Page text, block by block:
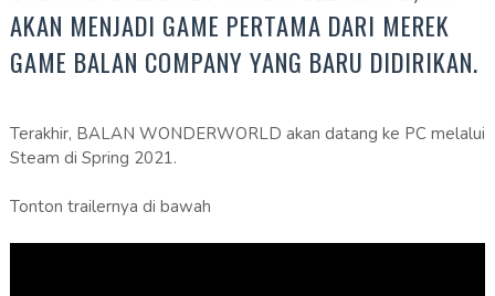
AKAN MENJADI GAME PERTAMA DARI MEREK
GAME BALAN COMPANY YANG BARU DIDIRIKAN.
Terakhir, BALAN WONDERWORLD akan datang ke PC melalui
Steam di Spring 2021.
Tonton trailernya di bawah